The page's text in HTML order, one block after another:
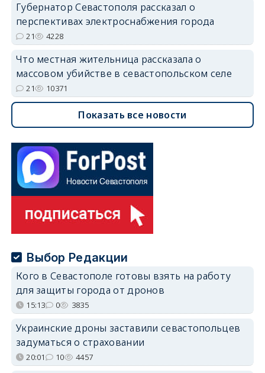
Губернатор Севастополя рассказал о
перспективах электроснабжения города
21 4228
Что местная жительница рассказала о
массовом убийстве в севастопольском селе
21 10371
Показать все новости
Выбор Редакции
Кого в Севастополе готовы взять на работу
для защиты города от дронов
15:13 0 3835
Украинские дроны заставили севастопольцев
задуматься о страховании
20:01 10 4457